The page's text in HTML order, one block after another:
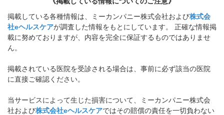
掲載している各種情報は、ミーカンパニー株式会社および株式会
社eヘルスケアが調査した情報をもとにしています。 正確な情報掲
載に努めておりますが、内容を完全に保証するものではありませ
ん。
掲載されている医院を受診される場合は、事前に必ず該当の医院
に直接ご確認ください。
当サービスによって生じた損害について、ミーカンパニー株式会
社および株式会社eヘルスケアではその賠償の責任を一切負わない